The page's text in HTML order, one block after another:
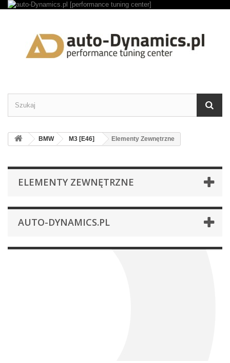
BMW M3 [E46] Elementy Zewnętrzne
ELEMENTY ZEWNĘTRZNE
AUTO-DYNAMICS.PL